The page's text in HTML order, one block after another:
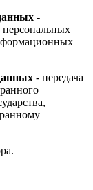
-
персональных
- передача